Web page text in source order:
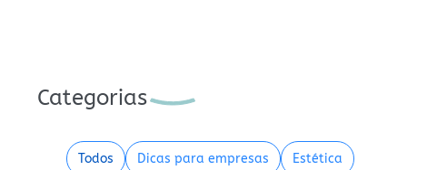
Categorias
Dicas para empresas Estética
Todos